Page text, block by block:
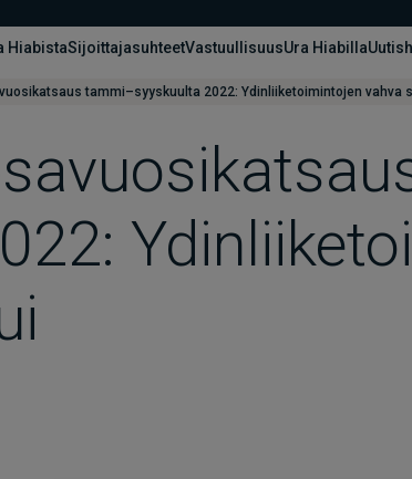
HiabistaSijoittajasuhteetVastuullisuusUra Hiabilla
tammi–syyskuulta 2022: Ydinliiketoimintojen vahva